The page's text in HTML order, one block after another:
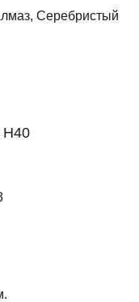
Серебристый